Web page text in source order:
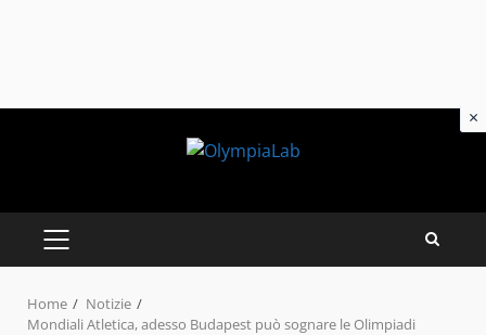
PRIMARY
MENU
Home
Notizie
Mondiali Atletica, adesso Budapest può sognare le Olimpiadi
×